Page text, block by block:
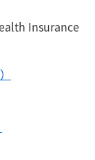
Insurance